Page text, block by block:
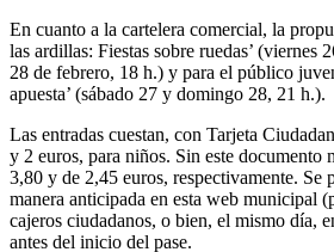
En cuanto a la cartelera comercial, la
las ardillas: Fiestas sobre ruedas’ (viernes
28 de febrero, 18 h.) y para el público
apuesta’ (sábado 27 y domingo 28, 21 h.).
Las entradas cuestan, con Tarjeta
y 2 euros, para niños. Sin este documento
3,80 y de 2,45 euros, respectivamente. Se
manera anticipada en esta web municipal
cajeros ciudadanos, o bien, el mismo día,
antes del inicio del pase.